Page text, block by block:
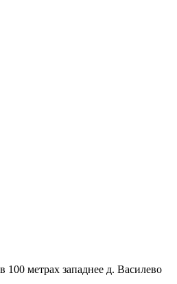
100 метрах западнее д. Василево